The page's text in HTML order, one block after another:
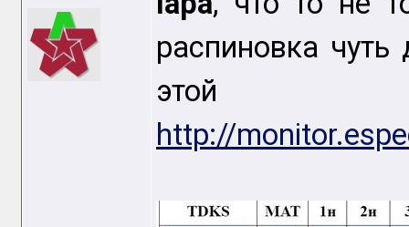
распиновка
http://